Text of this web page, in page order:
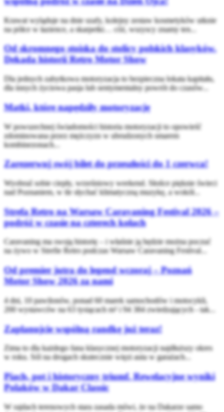
Krawat wyląduje na dnie szafy, kolejny zestaw kosmetyków utknie
na półce w łazience, a skarpetki… cóż, wszyscy znamy ten...
Od skromnego stoiska do stolicy polskich klasyków.
Dekada historii Retro Motor Show
Dla jednych zabytkowa motoryzacja to bezpieczna lokata kapitału,
dla innych życiowa pasja lub sentymentalny powrót do czasów...
Matki, które napędziły motoryzację
W powszechnej świadomości historia motoryzacji to opowieść
zdominowana przez mężczyzn w ubrudzonych smarem
kombinezonach...
Zarezerwuj swój bilet do przeszłości do 1 czerwca!
Wyobraź sobie ciepły, wrześniowy weekend. Słońce pięknie świeci
nad Poznaniem, w tle słychać klimatyczną muzykę, a wokół...
Strefa Retro na Warsaw Caravaning Festival 2026 –
podróż w czasie na czterech kołach
Caravaning ma swoją historię – i właśnie ją będzie można poczuć
na żywo w Strefie Retro podczas Warsaw Caravaning Festival...
Od premier jutra do legend wczoraj – Poznań
Motor Show 2026 za nami
4 dni, 10 pawilonów, ponad 60 marek samochodów i motocykli,
200 wystawców na 63 tysiącach m² i 94 384 zwiedzających - tak...
Zaplanujcie wspólną randkę już teraz!
Zima to dla każdego fana klasycznej motoryzacji najdłuższy okres
w roku. Sól na drogach skutecznie więzi auta w garażach...
Piach, pot i historyczny triumf. Rewelacyjne wyniki
Polaków w Dakar Classic
W rajdach terenowych stara zasada mówi, że na Dakarze samo